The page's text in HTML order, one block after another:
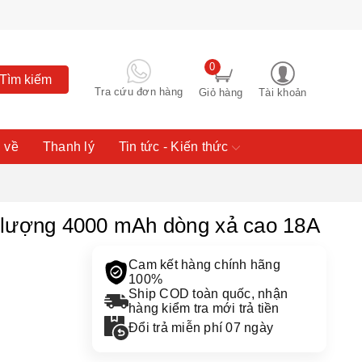
Tìm kiếm
Tài khoản
0
Giỏ hàng
Tra cứu đơn hàng
về Thanh lý Tin tức - Kiến thức
4000 mAh dòng xả cao 18A
Cam kết hàng chính hãng
100%
Ship COD toàn quốc, nhận
hàng kiểm tra mới trả tiền
Đổi trả miễn phí 07 ngày